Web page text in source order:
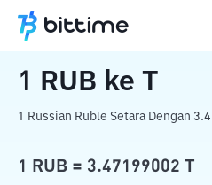
Beranda Konverter Kripto
1 RUB ke T
1 Russian Ruble Setara Dengan
1 RUB = 3.47199002 T